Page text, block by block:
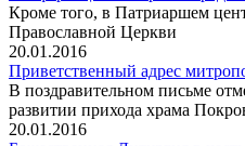
Кроме того, в Патриаршем
Православной Церкви
20.01.2016
Приветственный адрес
В поздравительном письме
развитии прихода храма
20.01.2016